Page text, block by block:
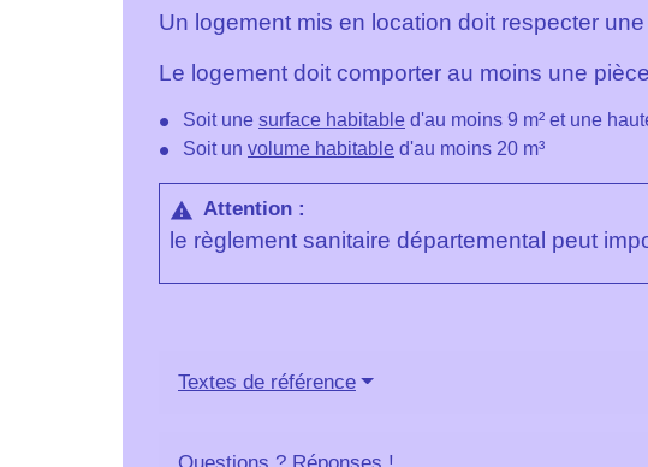
Un logement mis en location doit respecter
Le logement doit comporter au moins une
Soit une surface habitable d'au moins 9 m² et une
Soit un volume habitable d'au moins 20 m³
warning Attention :
le règlement sanitaire départemental peut
Textes de référence